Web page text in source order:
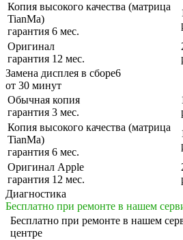
Копия высокого качества (матрица
TianMa)
гарантия 6 мес.
Оригинал
гарантия 12 мес.
Замена дисплея в сборе6
от 30 минут
Обычная копия
гарантия 3 мес.
Копия высокого качества (матрица
TianMa)
гарантия 6 мес.
Оригинал Apple
гарантия 12 мес.
Диагностика
Бесплатно при ремонте в нашем
Бесплатно при ремонте в нашем
центре